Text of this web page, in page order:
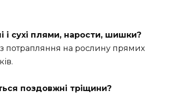
і сухі плями, нарости, шишки?
потрапляння на рослину прямих
поздовжні тріщини?